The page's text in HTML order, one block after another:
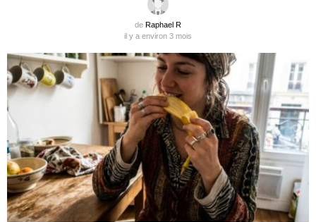
de Raphael R
il y a environ 3 mois